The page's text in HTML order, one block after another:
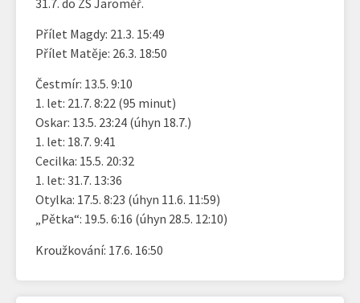
Přílet Magdy: 21.3. 15:49
Přílet Matěje: 26.3. 18:50
Čestmír: 13.5. 9:10
1. let: 21.7. 8:22 (95 minut)
Oskar: 13.5. 23:24 (úhyn 18.7.)
1. let: 18.7. 9:41
Cecilka: 15.5. 20:32
1. let: 31.7. 13:36
Otylka: 17.5. 8:23 (úhyn 11.6. 11:59)
„Pětka“: 19.5. 6:16 (úhyn 28.5. 12:10)
Kroužkování: 17.6. 16:50